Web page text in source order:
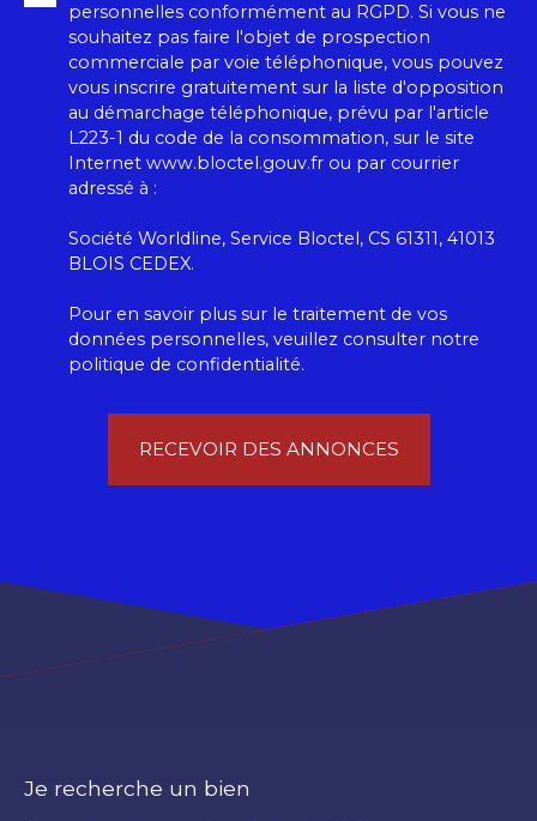
personnelles conformément au RGPD. Si vous ne
souhaitez pas faire l'objet de prospection
commerciale par voie téléphonique, vous pouvez
vous inscrire gratuitement sur la liste d'opposition
au démarchage téléphonique, prévu par l'article
L223-1 du code de la consommation, sur le site
Internet www.bloctel.gouv.fr ou par courrier
adressé à :
Société Worldline, Service Bloctel, CS 61311, 41013
BLOIS CEDEX.
Pour en savoir plus sur le traitement de vos
données personnelles, veuillez consulter notre
politique de confidentialité.
RECEVOIR DES ANNONCES
Je recherche un bien